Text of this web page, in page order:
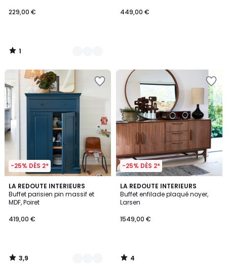
€.
229,00 €
1
/
449,00 €
-25% DÈS 2*
LA REDOUTE INTERIEURS
Buffet parisien pin massif et
MDF, Poiret
419,00 €
3,9
/ 5
2
Couleurs
3,9
/
-25% DÈS 2*
LA REDOUTE INTERIEURS
Buffet enfilade plaqué noyer,
Larsen
1549,00 €
4
/
5
4
/